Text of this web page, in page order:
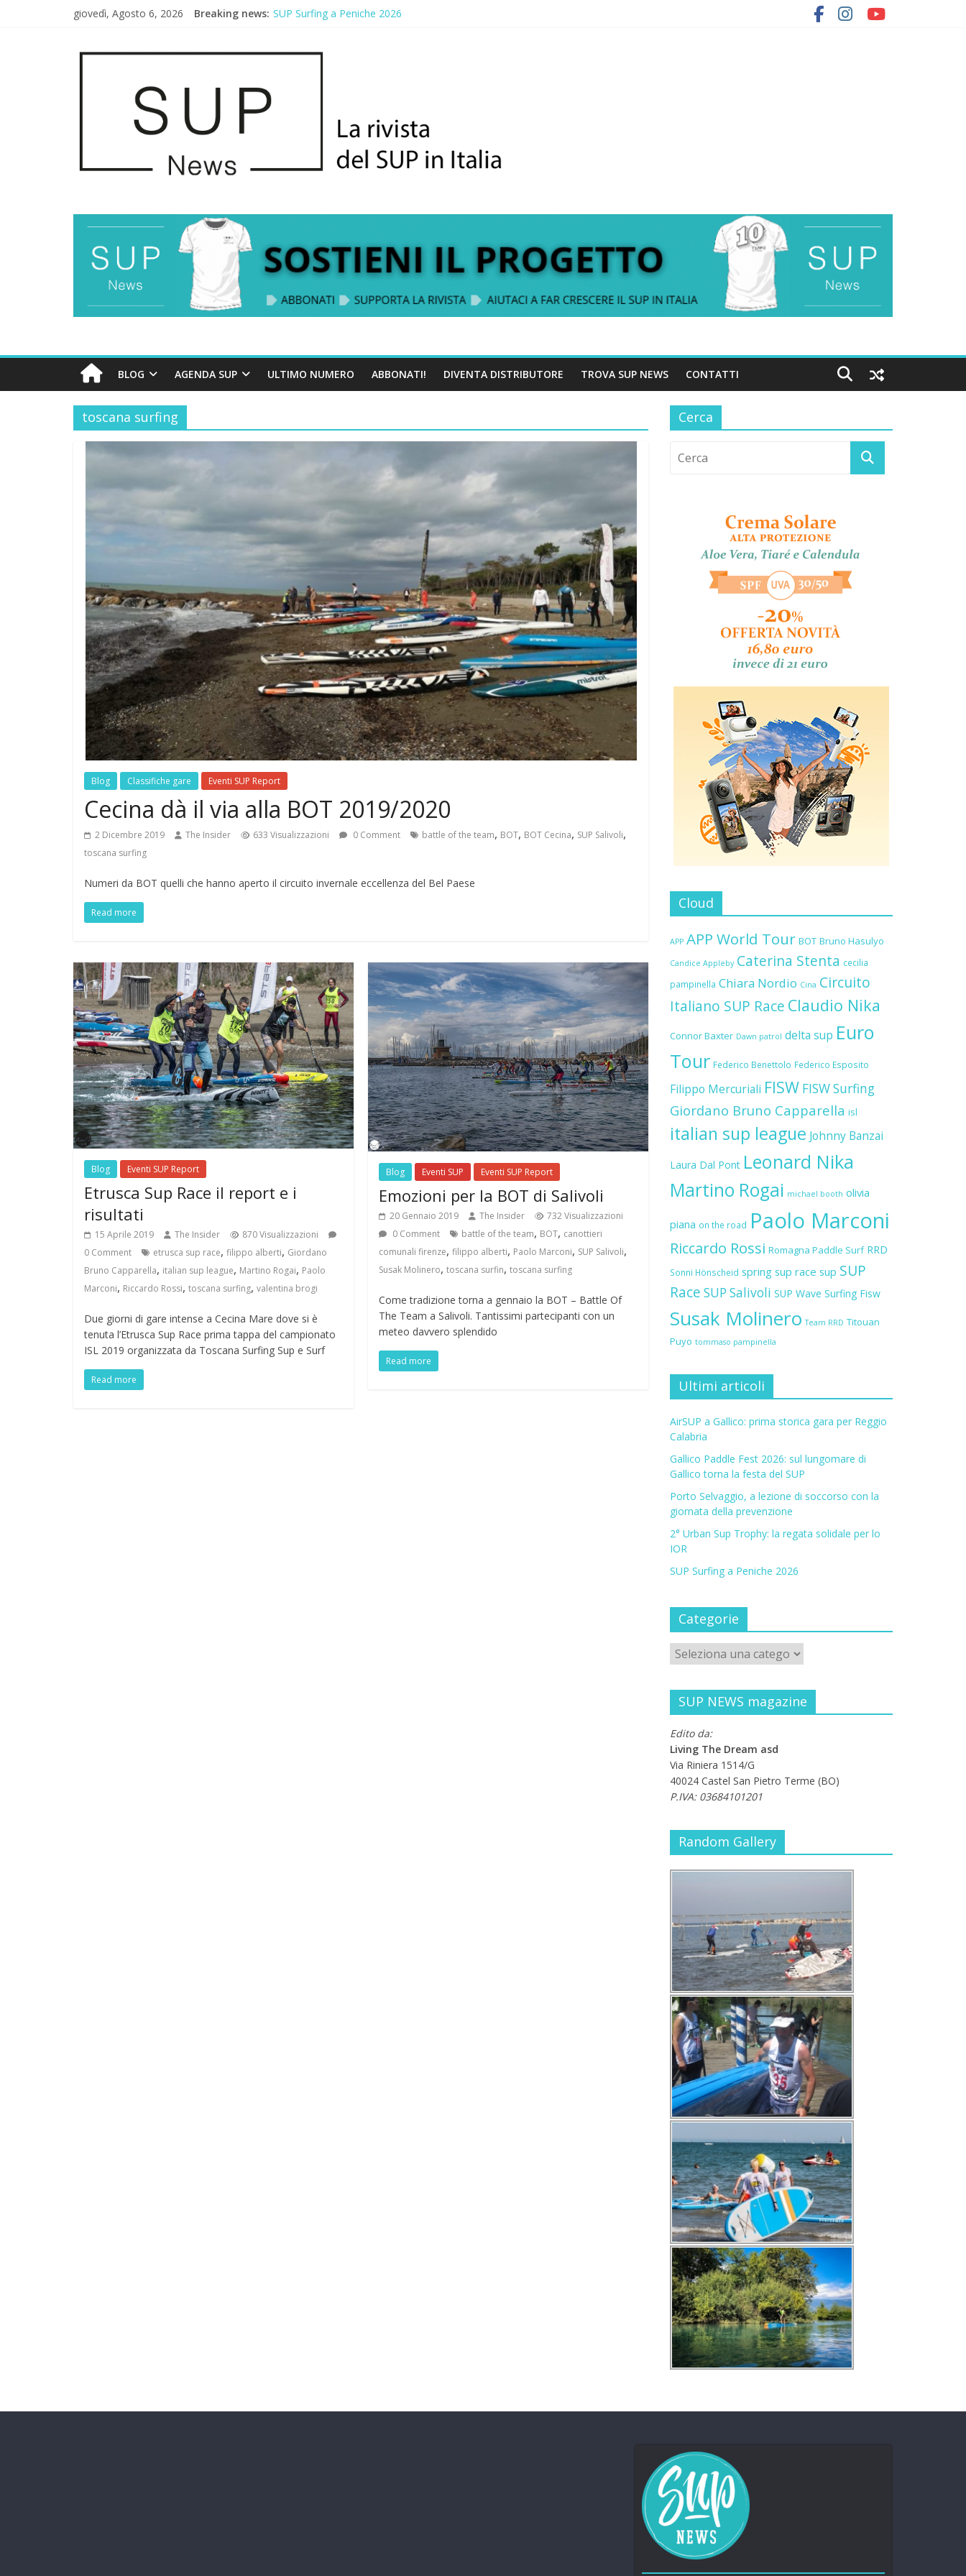
giovedì, Agosto 6, 2026 Breaking news: SUP Surfing a Peniche 2026
BLOG AGENDA SUP ULTIMO NUMERO ABBONATI! DIVENTA DISTRIBUTORE TROVA SUP NEWS CONTATTI
toscana surfing
Blog Classifiche gare Eventi SUP Report
Cecina dà il via alla BOT 2019/2020
2 Dicembre 2019 The Insider 633 Visualizzazioni 0 Comment battle of the team, BOT, BOT Cecina, SUP Salivoli,
toscana surfing
Numeri da BOT quelli che hanno aperto il circuito invernale eccellenza del Bel Paese
Read more
Blog Eventi SUP Report
Etrusca Sup Race il report e i
risultati
15 Aprile 2019 The Insider
870 Visualizzazioni
0 Comment
etrusca sup race, filippo alberti, Giordano
Bruno Capparella, italian sup league, Martino Rogai, Paolo
Marconi, Riccardo Rossi, toscana surfing, valentina brogi
Due giorni di gare intense a Cecina Mare dove si è
tenuta l’Etrusca Sup Race prima tappa del campionato
ISL 2019 organizzata da Toscana Surfing Sup e Surf
Read more
Blog Eventi SUP Eventi SUP Report
Emozioni per la BOT di Salivoli
20 Gennaio 2019 The Insider
732 Visualizzazioni
0 Comment
battle of the team, BOT, canottieri
comunali firenze,filippo alberti, Paolo Marconi, SUP Salivoli,
Susak Molinero,toscana surfin,toscana surfing
Come tradizione torna a gennaio la BOT – Battle Of
The Team a Salivoli. Tantissimi partecipanti con un
meteo davvero splendido
Read more
Cerca
Cloud
APP APP World Tour BOT Bruno Hasulyo
Candice Appleby Caterina Stenta cecilia
pampinella Chiara Nordio Cina Circuito
Italiano SUP Race Claudio Nika
Connor Baxter Dawn patrol delta sup Euro
Tour Federico Benettolo Federico Esposito
Filippo Mercuriali FISW FISW Surfing
Giordano Bruno Capparella isl
italian sup league Johnny Banzai
Laura Dal Pont Leonard Nika
Martino Rogai michael booth olivia
piana on the road Paolo Marconi
Riccardo Rossi Romagna Paddle Surf RRD
Sonni Hönscheid spring sup race sup SUP
Race SUP Salivoli SUP Wave Surfing Fisw
Susak Molinero Team RRD Titouan
Puyo tommaso pampinella
Ultimi articoli
AirSUP a Gallico: prima storica gara per Reggio
Calabria
Gallico Paddle Fest 2026: sul lungomare di
Gallico torna la festa del SUP
Porto Selvaggio, a lezione di soccorso con la
giornata della prevenzione
2° Urban Sup Trophy: la regata solidale per lo
IOR
SUP Surfing a Peniche 2026
Categorie
SUP NEWS magazine
Edito da:
Living The Dream asd
Via Riniera 1514/G
40024 Castel San Pietro Terme (BO)
P.IVA: 03684101201
Random Gallery